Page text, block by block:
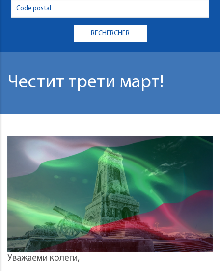
Честит трети март!
Уважаеми колеги,